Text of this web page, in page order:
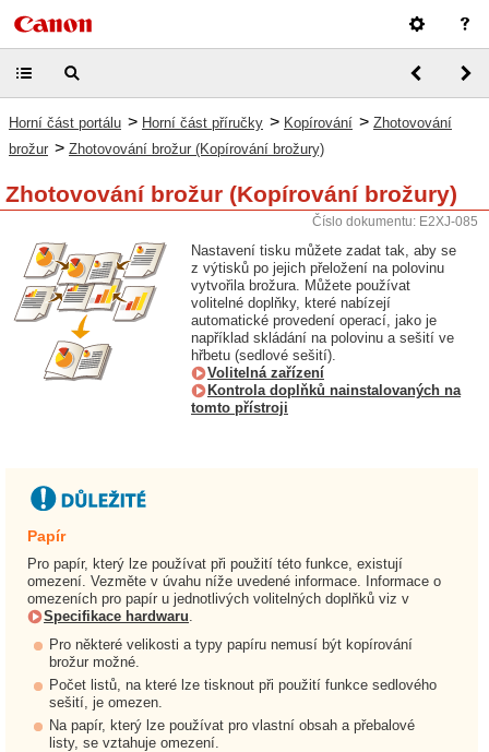
Horní část portálu > Horní část příručky > Kopírování > Zhotovování
brožur > Zhotovování brožur (Kopírování brožury)
Zhotovování brožur (Kopírování brožury)
Číslo dokumentu: E2XJ-085
Nastavení tisku můžete zadat tak, aby se
z výtisků po jejich přeložení na polovinu
vytvořila brožura. Můžete používat
volitelné doplňky, které nabízejí
automatické provedení operací, jako je
například skládání na polovinu a sešití ve
hřbetu (sedlové sešití).
Volitelná zařízení
Kontrola doplňků nainstalovaných na
tomto přístroji
Papír
Pro papír, který lze používat při použití této funkce, existují
omezení. Vezměte v úvahu níže uvedené informace. Informace o
omezeních pro papír u jednotlivých volitelných doplňků viz v
Specifikace hardwaru.
Pro některé velikosti a typy papíru nemusí být kopírování
brožur možné.
Počet listů, na které lze tisknout při použití funkce sedlového
sešití, je omezen.
Na papír, který lze používat pro vlastní obsah a přebalové
listy, se vztahuje omezení.